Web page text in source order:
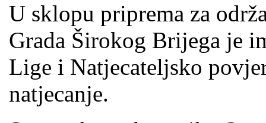
U sklopu priprema za
Grada Širokog Brijega je
Lige i Natjecateljsko
natjecanje.